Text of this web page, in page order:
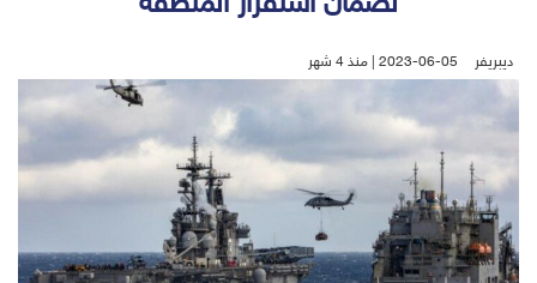
ديبريفر 2023-06-05 | منذ 4 شهر